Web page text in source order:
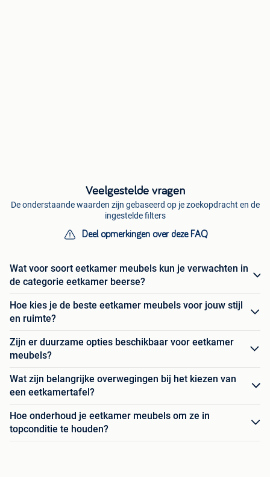
Veelgestelde vragen
De onderstaande waarden zijn gebaseerd op je zoekopdracht en de
ingestelde filters
Deel opmerkingen over deze FAQ
Wat voor soort eetkamer meubels kun je verwachten in
de categorie eetkamer beerse?
Hoe kies je de beste eetkamer meubels voor jouw stijl
en ruimte?
Zijn er duurzame opties beschikbaar voor eetkamer
meubels?
Wat zijn belangrijke overwegingen bij het kiezen van
een eetkamertafel?
Hoe onderhoud je eetkamer meubels om ze in
topconditie te houden?